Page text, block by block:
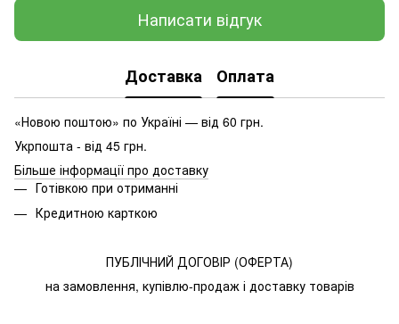
Написати відгук
Доставка Оплата
«Новою поштою» по Україні — від 60 грн.
Укрпошта - від 45 грн.
Більше інформації про доставку
Готівкою при отриманні
Кредитною карткою
ПУБЛІЧНИЙ ДОГОВІР (ОФЕРТА)
на замовлення, купівлю-продаж і доставку товарів